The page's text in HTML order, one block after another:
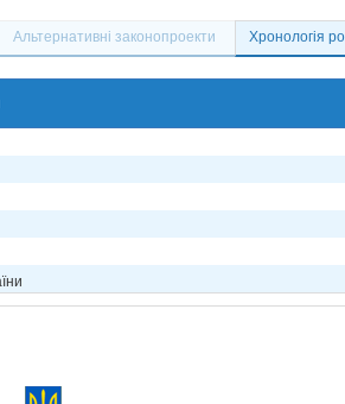
Альтернативні законопроекти Хронологія